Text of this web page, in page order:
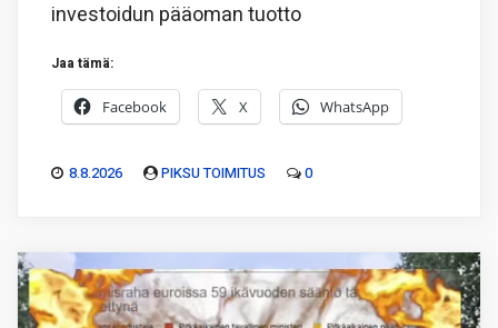
investoidun pääoman tuotto
Jaa tämä:
Facebook X WhatsApp
8.8.2026 PIKSU TOIMITUS 0